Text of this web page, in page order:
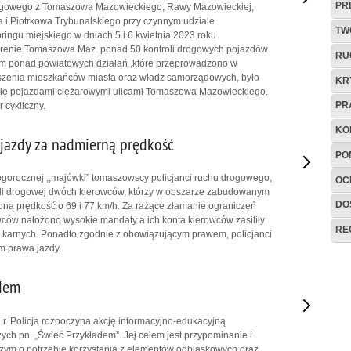
z Tomaszowa Mazowieckiego, Rawy Mazowieckiej,
i Piotrkowa Trybunalskiego przy czynnym udziale
miejskiego w dniach 5 i 6 kwietnia 2023 roku
Tomaszowa Maz. ponad 50 kontroli drogowych pojazdów
ponad powiatowych działań ,które przeprowadzono w
mieszkańców miasta oraz władz samorządowych, było
pojazdami ciężarowymi ulicami Tomaszowa Mazowieckiego.
cykliczny.
za nadmierną prędkość
,,majówki” tomaszowscy policjanci ruchu drogowego,
drogowej dwóch kierowców, którzy w obszarze zabudowanym
prędkość o 69 i 77 km/h. Za rażące złamanie ograniczeń
nałożono wysokie mandaty a ich konta kierowców zasiliły
Ponadto zgodnie z obowiązującym prawem, policjanci
prawa jazdy.
Policja rozpoczyna akcję informacyjno-edukacyjną
pn. „Świeć Przykładem”. Jej celem jest przypominanie i